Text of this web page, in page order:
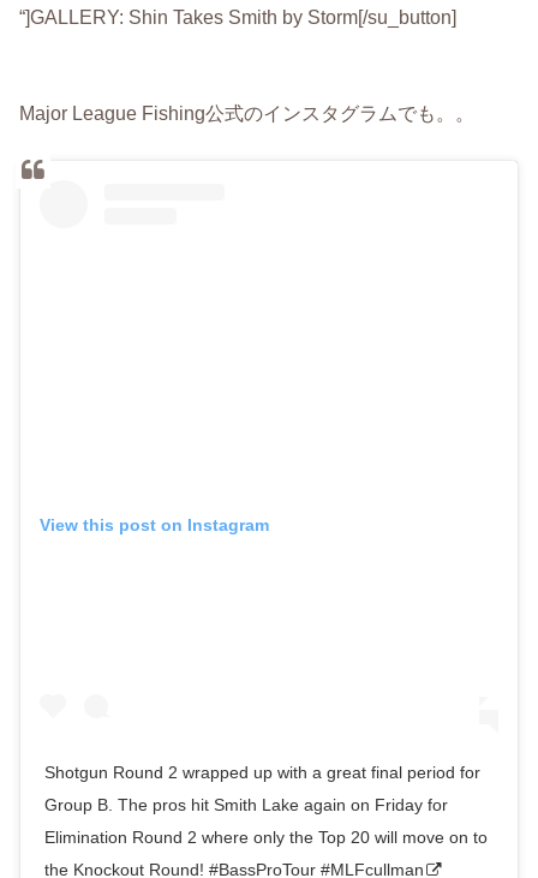
“]GALLERY: Shin Takes Smith by Storm[/su_button]
Major League Fishing公式のインスタグラムでも。。
View this post on Instagram
Shotgun Round 2 wrapped up with a great final period for
Group B. The pros hit Smith Lake again on Friday for
Elimination Round 2 where only the Top 20 will move on to
the Knockout Round! #BassProTour #MLFcullman